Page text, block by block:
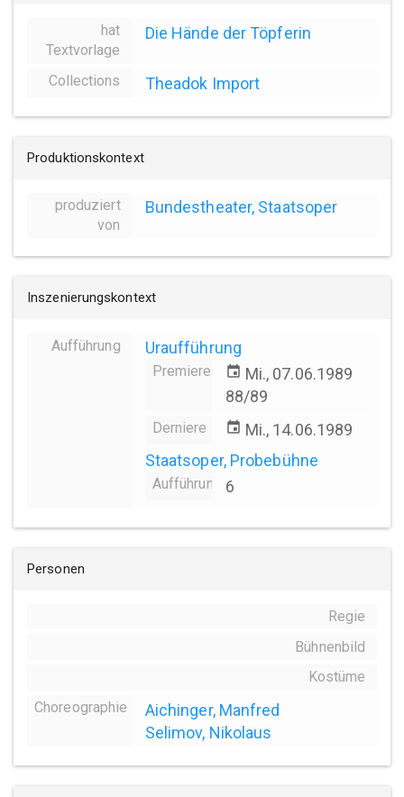
hat
Textvorlage
Die Hände der Töpferin
Collections Theadok Import
Produktionskontext
produziert
von
Bundestheater, Staatsoper
Inszenierungskontext
Aufführung Uraufführung
Premiere event Mi., 07.06.1989
88/89
Derniere event Mi., 14.06.1989
Staatsoper, Probebühne
Aufführungsanzahl
6
Personen
Regie
Bühnenbild
Kostüme
Choreographie
Aichinger, Manfred
Selimov, Nikolaus